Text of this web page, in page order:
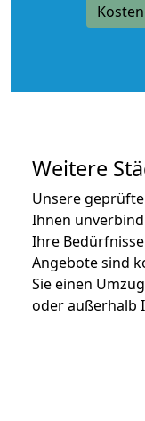
Weitere
Unsere
Ihnen
Ihre
Angebote sind
Sie einen
oder außerhalb